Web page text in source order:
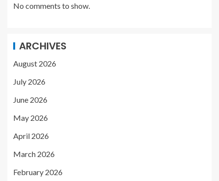
No comments to show.
ARCHIVES
August 2026
July 2026
June 2026
May 2026
April 2026
March 2026
February 2026